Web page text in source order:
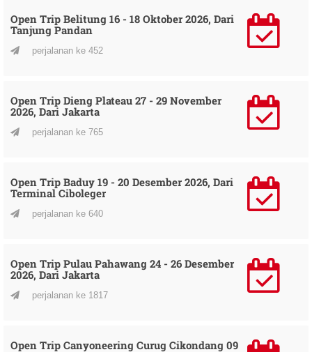
Open Trip Belitung 16 - 18 Oktober 2026, Dari
Tanjung Pandan
perjalanan ke 452
Open Trip Dieng Plateau 27 - 29 November
2026, Dari Jakarta
perjalanan ke 765
Open Trip Baduy 19 - 20 Desember 2026, Dari
Terminal Ciboleger
perjalanan ke 640
Open Trip Pulau Pahawang 24 - 26 Desember
2026, Dari Jakarta
perjalanan ke 1817
Open Trip Canyoneering Curug Cikondang 09